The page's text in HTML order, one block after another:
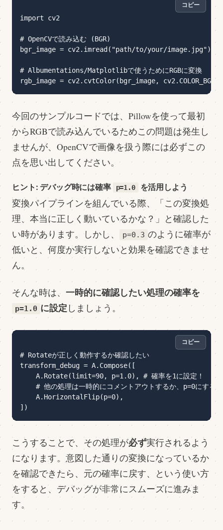
コピー
import cv2
# OpenCVで読み込む (BGR)
bgr_image = cv2.imread("path/to/your/image.jpg")
# Albumentations/Matplotlibで使うためにRGBに変換
今回のサンプルコードでは、Pillowを使って最初
からRGBで読み込んでいるためこの問題は発生し
ませんが、OpenCVで画像を扱う際には必ずこの
点を思い出してください。
ヒント: デバッグ時には確率 p=1.0 を活用しよう
変換パイプラインを組んでいる際、「この変換処
理、本当に正しく動いているかな？」と確認した
い時があります。しかし、
p=0.3 のように確率が
低いと、何度か実行しないと効果を確認できませ
ん。
そんな時は、 一時的に確認したい処理の確率を
p=1.0 に設定しましょう。
コピー
# Rotateが正しく動作するか確認したい
transform_debug = A.Compose([
    A.Rotate(limit=90, p=1.0), # 確率を1に設定！
    # 他の処理は一時的にコメントアウトするか、p=0にする
    A.HorizontalFlip(p=0),
こうすることで、その処理が必ず実行されるよう
になります。意図した通りの変換になっているか
を確認できたら、元の確率に戻す、という使い方
をすると、デバッグが非常にスムーズに進みま
す。